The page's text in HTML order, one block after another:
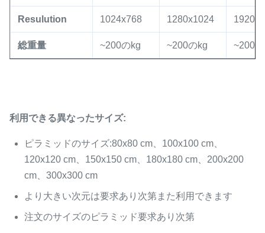
Resulution 1024x768 1280x1024
総重量 ~200のkg ~200のkg ~200
利用できる異なったサイズ:
ピラミッドのサイズ:80x80 cm、100x100 cm、
120x120 cm、150x150 cm、180x180 cm、200x200
cm、300x300 cm
より大きい次元は要求あり次第また利用できます
注文のサイズのピラミッド要求あり次第